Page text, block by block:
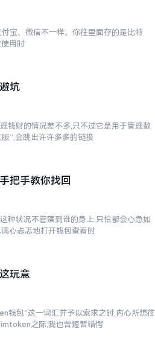
宝、微信不一样。你往里面存的是比特
用时
坑
钱财的情况差不多,只不过它是用于管理数
”,会跳出许许多多的链接
把手教你找回
种状况不管落到谁的身上,只怕都会心急如
心忐忑地打开钱包查看时
玩意
钱包”这一词汇并予以索求之时,内心所想往
之际,我也曾短暂错愕